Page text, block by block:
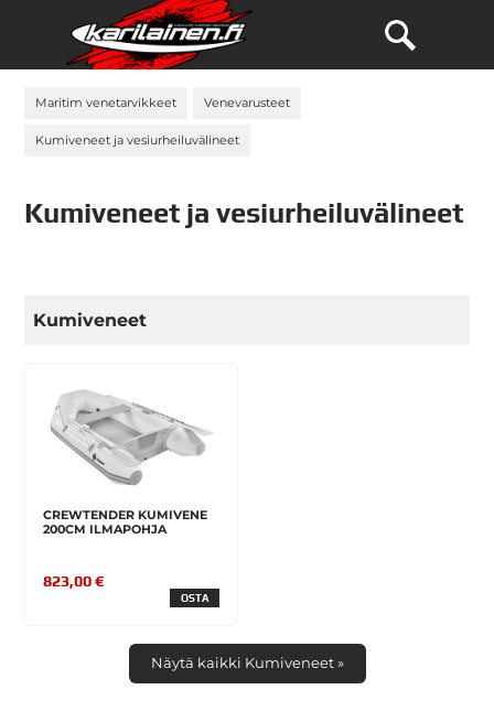
Maritim venetarvikkeet Venevarusteet
Kumiveneet ja vesiurheiluvälineet
Kumiveneet ja vesiurheiluvälineet
Kumiveneet
CREWTENDER KUMIVENE
200CM ILMAPOHJA
823,00 €
OSTA
Näytä kaikki Kumiveneet »